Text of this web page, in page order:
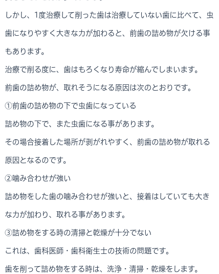
しかし、1度治療して削った歯は治療していない歯に比べて、虫
歯になりやすく大きな力が加わると、前歯の詰め物が欠ける事
もあります。
治療で削る度に、歯はもろくなり寿命が縮んでしまいます。
前歯の詰め物が、取れそうになる原因は次のとおりです。
①前歯の詰め物の下で虫歯になっている
詰め物の下で、また虫歯になる事があります。
その場合接着した場所が剥がれやすく、前歯の詰め物が取れる
原因となるのです。
②噛み合わせが強い
詰め物をした歯の噛み合わせが強いと、接着はしていても大き
な力が加わり、取れる事があります。
③詰め物をする時の清掃と乾燥が十分でない
これは、歯科医師・歯科衛生士の技術の問題です。
歯を削って詰め物をする時は、洗浄・清掃・乾燥をします。